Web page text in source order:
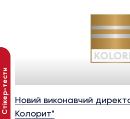
Новий виконавчий
Колорит"
Стікер-тести